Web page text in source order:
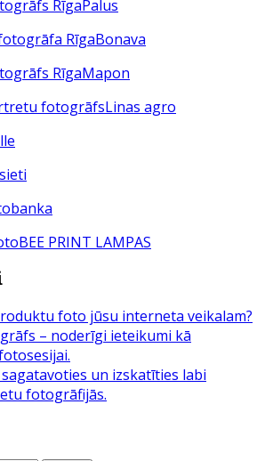
Palus
Bonava
Mapon
Linas agro
BEE PRINT LAMPAS
foto jūsu interneta veikalam?
– noderīgi ieteikumi kā
un izskatīties labi
fotogrāfijās.